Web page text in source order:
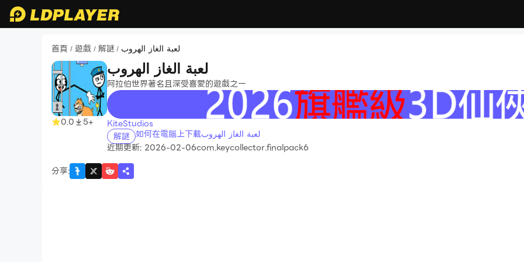
首頁 / 遊戲 / 解謎 / لعبة الغاز الهروب
0.0 5+
لعبة الغاز الهروب
阿拉伯世界著名且深受喜愛的遊戲之一
recommend
KiteStudios
解謎
如何在電腦上下載لعبة الغاز الهروب
近期更新: 2026-02-06com.keycollector.finalpack6
分享: